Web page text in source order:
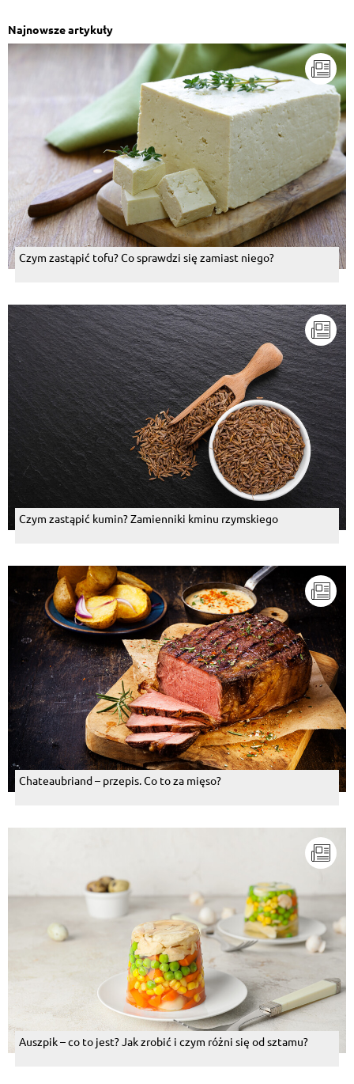
Najnowsze artykuły
Czym zastąpić tofu? Co sprawdzi się zamiast niego?
Czym zastąpić kumin? Zamienniki kminu rzymskiego
Chateaubriand – przepis. Co to za mięso?
Auszpik – co to jest? Jak zrobić i czym różni się od sztamu?